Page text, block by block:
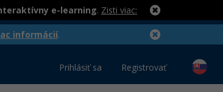
e-learning. Zisti viac:
informácií.
Prihlásiť sa Registrovať